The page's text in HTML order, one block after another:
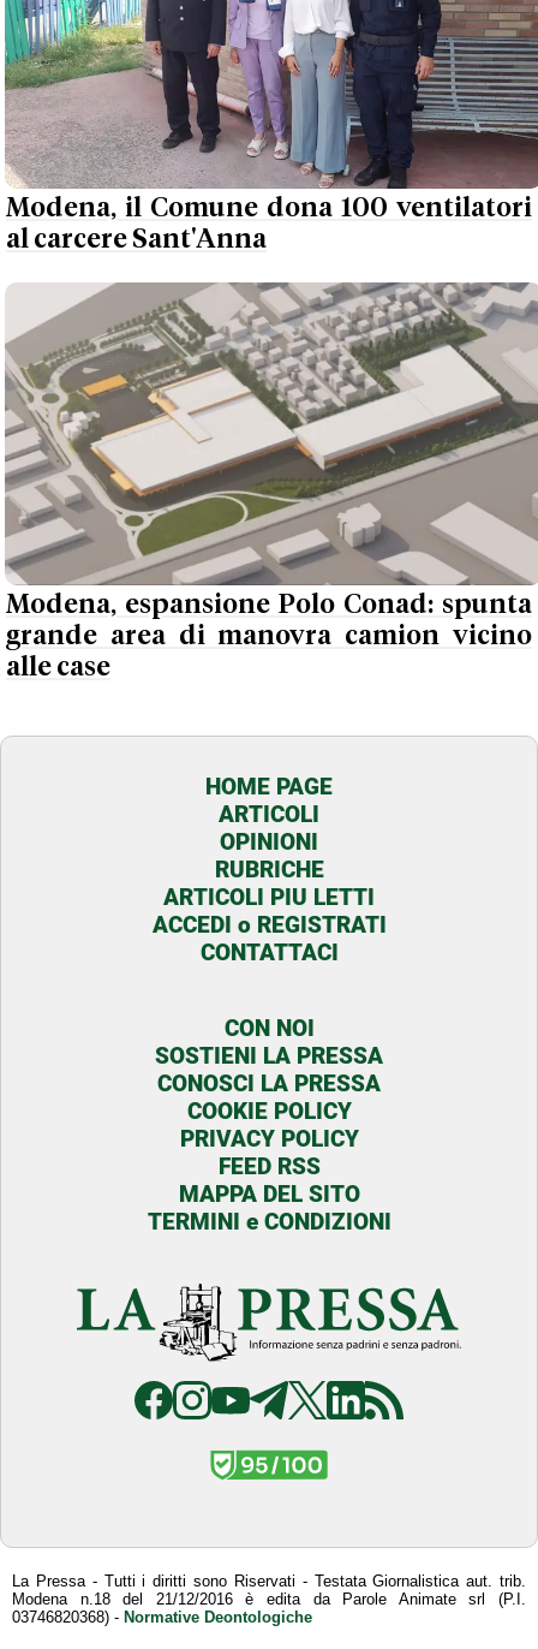
Modena, il Comune dona 100 ventilatori
al carcere Sant'Anna
Modena, espansione Polo Conad: spunta
grande area di manovra camion vicino
alle case
HOME PAGE
ARTICOLI
OPINIONI
RUBRICHE
ARTICOLI PIU LETTI
ACCEDI o REGISTRATI
CONTATTACI
CON NOI
SOSTIENI LA PRESSA
CONOSCI LA PRESSA
COOKIE POLICY
PRIVACY POLICY
FEED RSS
MAPPA DEL SITO
TERMINI e CONDIZIONI
La Pressa - Tutti i diritti sono Riservati - Testata Giornalistica aut. trib.
Modena n.18 del 21/12/2016 è edita da Parole Animate srl (P.I.
03746820368) - Normative Deontologiche